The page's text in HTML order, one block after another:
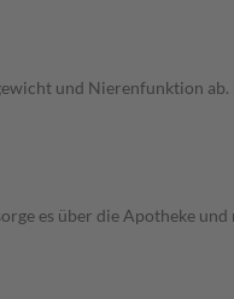
und Nierenfunktion ab.
es über die Apotheke